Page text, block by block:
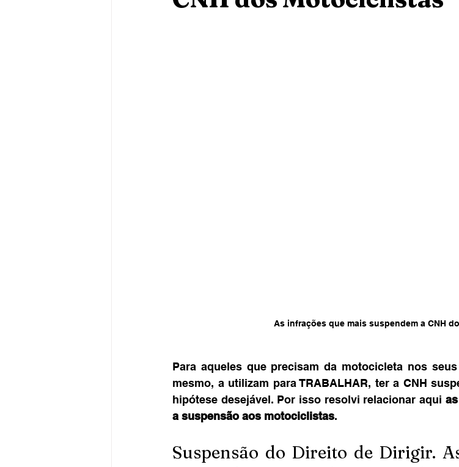
As infrações que mais suspendem a CNH
Para aqueles que precisam da motocicleta nos
mesmo, a utilizam para TRABALHAR, ter a CNH
hipótese desejável. Por isso resolvi relacionar aqui
a suspensão aos motociclistas.
Suspensão do Direito de Dirigir.